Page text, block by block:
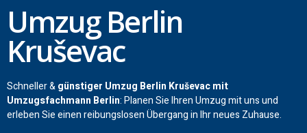
Umzug Berlin
Kruševac
Schneller &günstiger Umzug Berlin Kruševac mit
Umzugsfachmann Berlin: Planen Sie Ihren Umzug mit uns und
erleben Sie einen reibungslosen Übergang in Ihr neues Zuhause.